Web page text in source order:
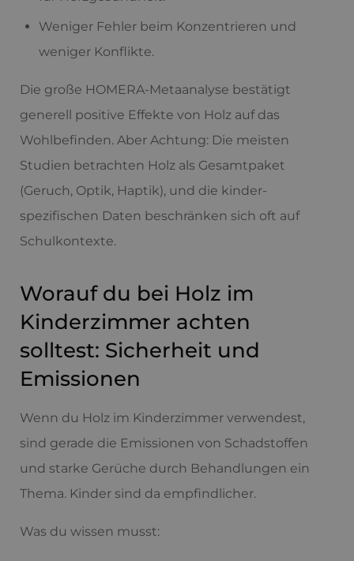
Weniger Fehler beim Konzentrieren und
weniger Konflikte.
Die große HOMERA-Metaanalyse bestätigt
generell positive Effekte von Holz auf das
Wohlbefinden. Aber Achtung: Die meisten
Studien betrachten Holz als Gesamtpaket
(Geruch, Optik, Haptik), und die kinder-
spezifischen Daten beschränken sich oft auf
Schulkontexte.
Worauf du bei Holz im
Kinderzimmer achten
solltest: Sicherheit und
Emissionen
Wenn du Holz im Kinderzimmer verwendest,
sind gerade die Emissionen von Schadstoffen
und starke Gerüche durch Behandlungen ein
Thema. Kinder sind da empfindlicher.
Was du wissen musst: